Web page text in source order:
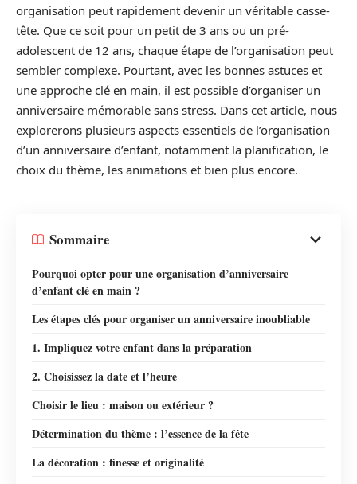
organisation peut rapidement devenir un véritable casse-
tête. Que ce soit pour un petit de 3 ans ou un pré-
adolescent de 12 ans, chaque étape de l’organisation peut
sembler complexe. Pourtant, avec les bonnes astuces et
une approche clé en main, il est possible d’organiser un
anniversaire mémorable sans stress. Dans cet article, nous
explorerons plusieurs aspects essentiels de l’organisation
d’un anniversaire d’enfant, notamment la planification, le
choix du thème, les animations et bien plus encore.
Sommaire
Pourquoi opter pour une organisation d’anniversaire
d’enfant clé en main ?
Les étapes clés pour organiser un anniversaire inoubliable
1. Impliquez votre enfant dans la préparation
2. Choisissez la date et l’heure
Choisir le lieu : maison ou extérieur ?
Détermination du thème : l’essence de la fête
La décoration : finesse et originalité